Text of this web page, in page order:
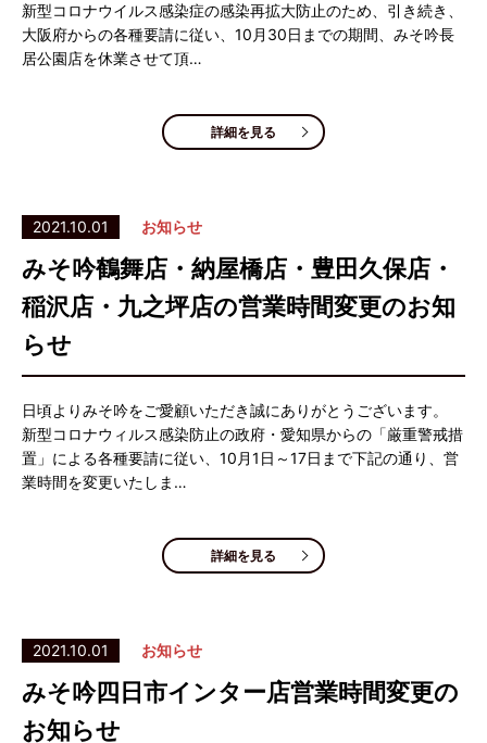
新型コロナウイルス感染症の感染再拡大防止のため、引き続き、
大阪府からの各種要請に従い、10月30日までの期間、みそ吟長
居公園店を休業させて頂…
詳細を見る
2021.10.01 お知らせ
みそ吟鶴舞店・納屋橋店・豊田久保店・
稲沢店・九之坪店の営業時間変更のお知
らせ
日頃よりみそ吟をご愛顧いただき誠にありがとうございます。
新型コロナウィルス感染防止の政府・愛知県からの「厳重警戒措
置」による各種要請に従い、10月1日～17日まで下記の通り、営
業時間を変更いたしま…
詳細を見る
2021.10.01 お知らせ
みそ吟四日市インター店営業時間変更の
お知らせ